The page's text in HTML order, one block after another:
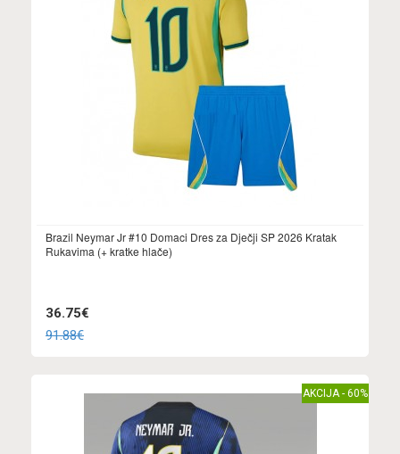
Brazil Neymar Jr #10 Domaci Dres za Dječji SP 2026 Kratak
Rukavima (+ kratke hlače)
36.75€
91.88€
AKCIJA - 60%